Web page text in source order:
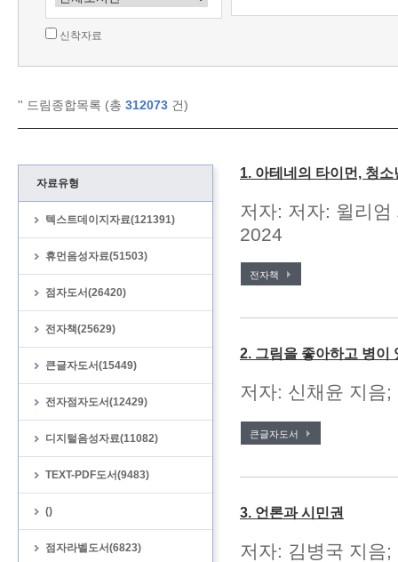
신착자료
'' 드림종합목록 (총 312073 건)
자료유형
텍스트데이지자료(121391)
휴먼음성자료(51503)
점자도서(26420)
전자책(25629)
큰글자도서(15449)
전자점자도서(12429)
디지털음성자료(11082)
TEXT-PDF도서(9483)
()
점자라벨도서(6823)
1. 아테네의 타이먼, 청
저자: 저자: 윌리
2024
전자책
2. 그림을 좋아하고 병이
저자: 신채윤 지음
큰글자도서
3. 언론과 시민권
저자: 김병국 지음